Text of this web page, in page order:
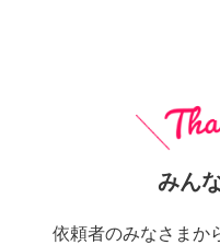
みん
依頼者のみなさまか